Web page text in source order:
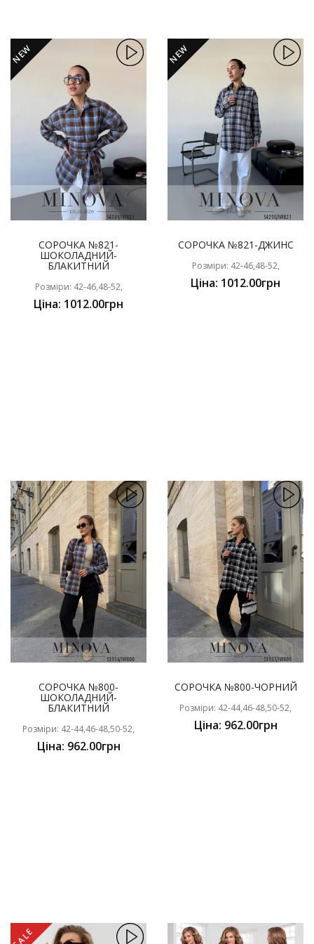
NEW
СОРОЧКА №821-
ШОКОЛАДНИЙ-
БЛАКИТНИЙ
Розміри: 42-46,48-52,
Ціна: 1012.00грн
NEW
СОРОЧКА №821-ДЖИНС
Розміри: 42-46,48-52,
Ціна: 1012.00грн
СОРОЧКА №800-
ШОКОЛАДНИЙ-
БЛАКИТНИЙ
Розміри: 42-44,46-48,50-52,
Ціна: 962.00грн
СОРОЧКА №800-ЧОРНИЙ
Розміри: 42-44,46-48,50-52,
Ціна: 962.00грн
SALE